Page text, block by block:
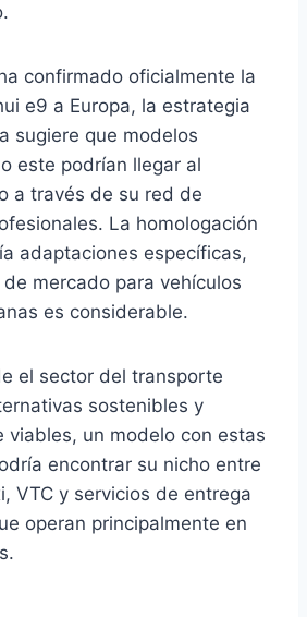
confirmado oficialmente la
e9 a Europa, la estrategia
sugiere que modelos
este podrían llegar al
a través de su red de
La homologación
adaptaciones específicas,
mercado para vehículos
es considerable.
el sector del transporte
sostenibles y
viables, un modelo con estas
encontrar su nicho entre
VTC y servicios de entrega
operan principalmente en